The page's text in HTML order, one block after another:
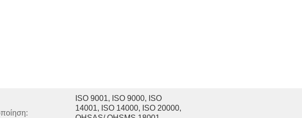
ISO 9001, ISO 9000, ISO
14001, ISO 14000, ISO 20000,